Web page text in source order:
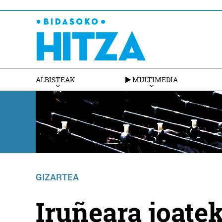
ALBISTEAK MULTIMEDIA
GIZARTEA
Iruñeara